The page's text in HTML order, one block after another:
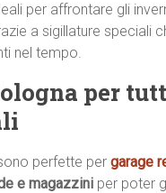
per affrontare gli
a sigillature speciali
nel tempo.
per
perfette per garage
e magazzini per poter